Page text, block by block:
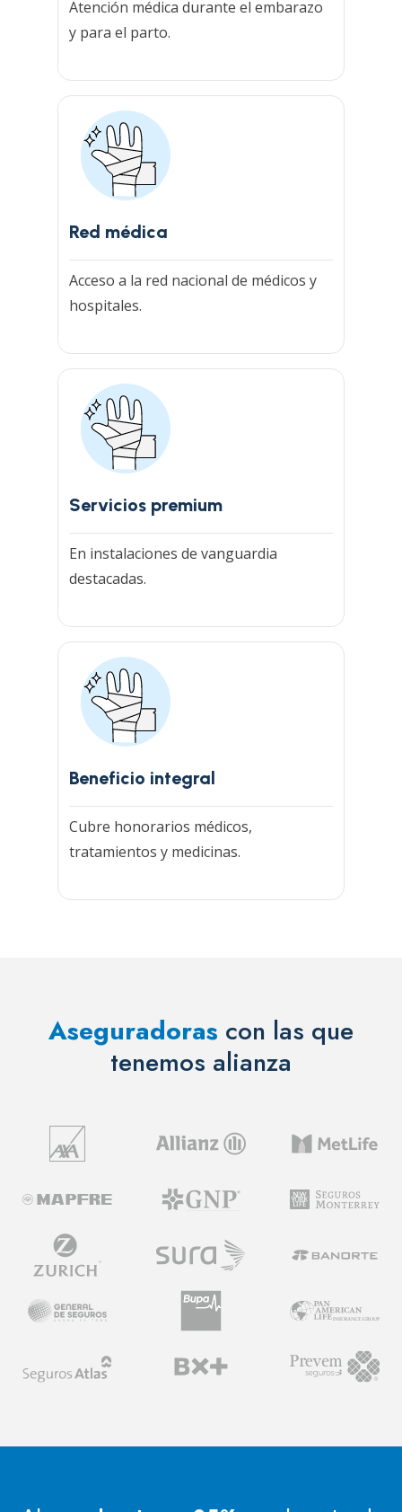
Atención médica durante el embarazo
y para el parto.
Red médica
Acceso a la red nacional de médicos y
hospitales.
Servicios premium
En instalaciones de vanguardia
destacadas.
Beneficio integral
Cubre honorarios médicos,
tratamientos y medicinas.
Aseguradoras con las que
tenemos alianza